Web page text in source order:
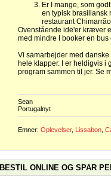
Er I mange, som
en typisk brasiliansk
restaurant
Ovenstående ide'er kræver
med mindre I booker en
Vi samarbejder med
hele klapper. I er heldigvis
program sammen til jer. Se
Sean
Portugalnyt
Emner: Oplevelser, Lissabon,
BESTIL ONLINE OG SPAR